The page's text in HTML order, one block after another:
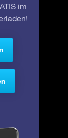
im